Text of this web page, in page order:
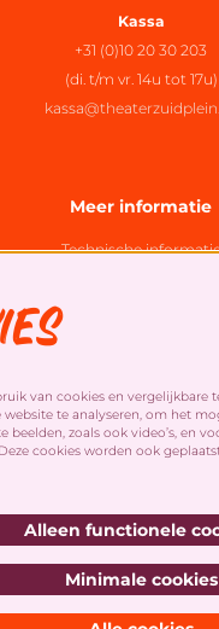
Kassa
+31 (0)10 20 30 203
(di. t/m vr. 14u tot 17u)
Meer informatie
Technische
Algemene
Cookies
Social Media
je in voor onze
van cookies en vergelijkbare
website te analyseren, om het
beelden, zoals ook video’s, en
cookies worden ook
Alleen functionele
Minimale cookies